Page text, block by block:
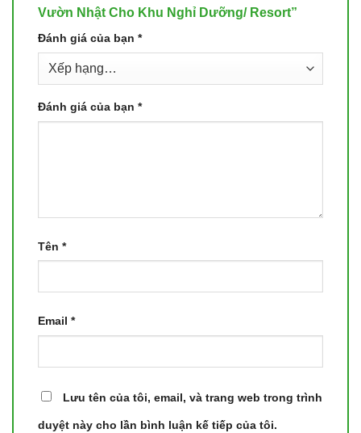
Vườn Nhật Cho Khu Nghỉ Dưỡng/ Resort”
Đánh giá của bạn *
Đánh giá của bạn *
Tên *
Email *
Lưu tên của tôi, email, và trang web trong trình
duyệt này cho lần bình luận kế tiếp của tôi.